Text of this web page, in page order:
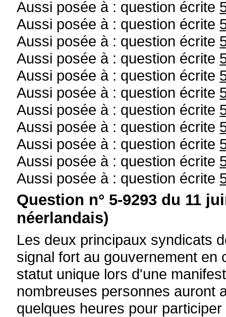
Aussi posée à : question écrite
Aussi posée à : question écrite
Aussi posée à : question écrite
Aussi posée à : question écrite
Aussi posée à : question écrite
Aussi posée à : question écrite
Aussi posée à : question écrite
Aussi posée à : question écrite
Aussi posée à : question écrite
Aussi posée à : question écrite
Aussi posée à : question écrite
Question n° 5-9293 du 11
néerlandais)
Les deux principaux syndicats
signal fort au gouvernement
statut unique lors d'une
nombreuses personnes auront
quelques heures pour